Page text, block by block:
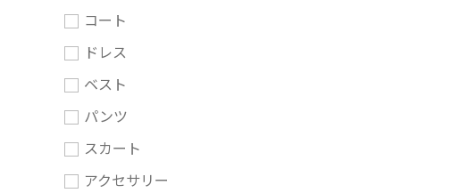
コート
ドレス
ベスト
パンツ
スカート
アクセサリー